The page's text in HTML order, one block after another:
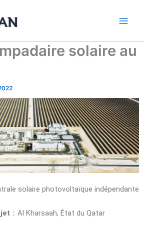
solaire au
solaire photovoltaïque indépendante
：Al Kharsaah, État du Qatar